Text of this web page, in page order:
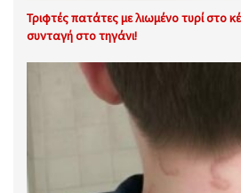
Τριφτές πατάτες με λιωμένο τυρί στο
συνταγή στο τηγάνι!